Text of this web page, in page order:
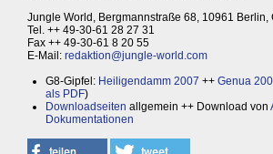
Jungle World, Bergmannstraße 68, 10961 Berlin,
Tel. ++ 49-30-61 28 27 31
Fax ++ 49-30-61 8 20 55
E-Mail: redaktion@jungle-world.com
G8-Gipfel: Heiligendamm 2007 ++ Genua
als PDF)
Downloadseiten allgemein ++ Download von
Dokumentationen